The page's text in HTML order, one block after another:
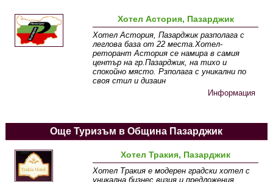
Хотел Астория, Пазарджик
Хотел Астория, Пазарджик разполага с
леглова база от 22 места.Хотел-
реторант Астория се намира в самия
център на гр.Пазарджик, на тихо и
спокойно място. Рзполага с уникални по
своя стил и дизаин
Информация
Още Туризъм в Община Пазарджик
Хотел Тракия, Пазарджик
Хотел Тракия е модерен градски хотел с
уникална бизнес визия и предложения.